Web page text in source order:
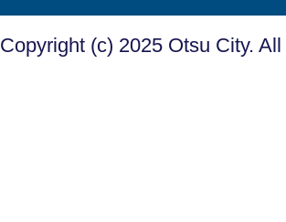
Copyright (c) 2025 Otsu City.